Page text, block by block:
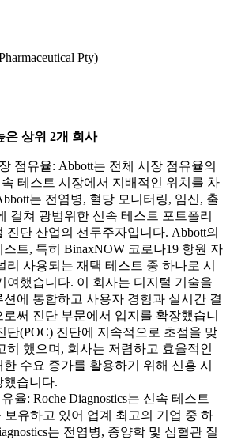
Pty)
은 상위 2개 회사
점유율: Abbott는 전체 시장 점유율의
테스트 시장에서 지배적인 위치를 차
는 전염병, 혈당 모니터링, 임신, 출
걸쳐 광범위한 신속 테스트 포트폴리
진단 산업의 선두주자입니다. Abbott의
트, 특히 BinaxNOW 코로나19 항원 자
리 사용되는 재택 테스트 중 하나로 시
여했습니다. 이 회사는 디지털 기술을
에 통합하고 사용자 경험과 실시간 결
써 진단 부문에서 입지를 확장했습니
단(POC) 진단에 지속적으로 초점을 맞
히 했으며, 회사는 저렴하고 효율적인
수요 증가를 활용하기 위해 신흥 시
했습니다.
율: Roche Diagnostics는 신속 테스트
보유하고 있어 업계 최고의 기업 중 하
는 전염병, 종양학 및 심혈관 질